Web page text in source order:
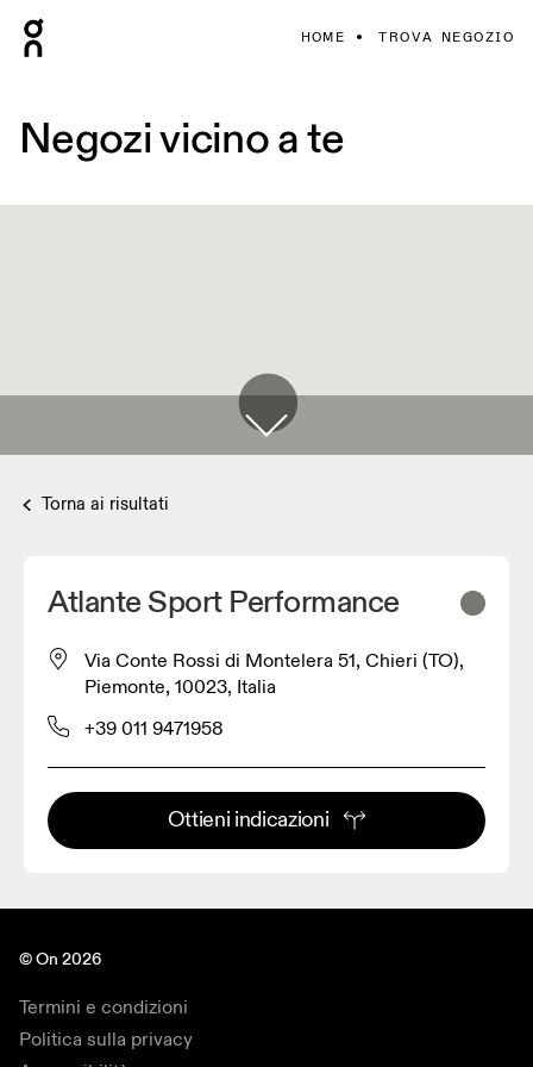
HOME TROVA NEGOZIO
Negozi vicino a te
Torna ai risultati
Atlante Sport Performance
Via Conte Rossi di Montelera 51, Chieri (TO),
Piemonte, 10023, Italia
+39 011 9471958
Ottieni indicazioni
© On 2026
Termini e condizioni
Politica sulla privacy